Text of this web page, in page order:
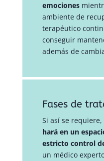
emociones
ambiente de
terapéutico
conseguir
además de
Fases de
Si así se requiere,
hará en un
estricto control
un médico